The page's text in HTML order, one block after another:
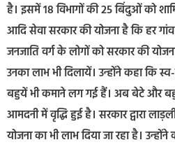
है। इसमें 18 विभागों की 25 बिंदुओं को
आदि सेवा सरकार की योजना है कि हर गांव
जनजाति वर्ग के लोगों को सरकार की
उनका लाभ भी दिलायें। उन्होंने कहा कि
बहुयें भी कमाने लग गई हैं। अब बेटे और
आमदनी में वृद्धि हुई है। सरकार द्वारा
योजना का भी लाभ दिया जा रहा है।